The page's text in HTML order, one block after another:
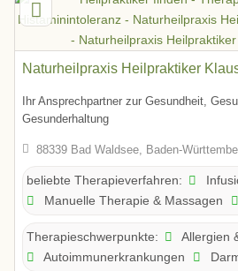
Naturheilpraxis Heilpraktiker
Ihr Ansprechpartner zur Gesundheit,
Gesunderhaltung
88339 Bad Waldsee, Baden-
beliebte Therapieverfahren:
Manuelle Therapie & Massagen
Therapieschwerpunkte:
Allergien
Autoimmunerkrankungen